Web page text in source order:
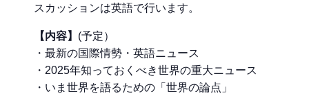
スカッションは英語で行います。
【内容】 (予定）
・最新の国際情勢・英語ニュース
・2025年知っておくべき世界の重大ニュース
・いま世界を語るための「世界の論点」